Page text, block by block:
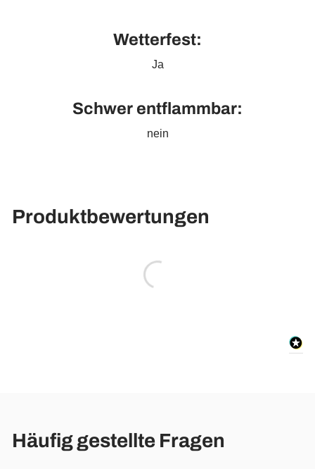
Wetterfest:
Ja
Schwer entflammbar:
nein
Produktbewertungen
Häufig gestellte Fragen